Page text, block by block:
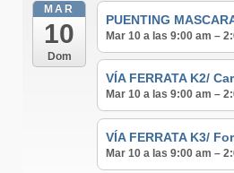
MAR
10
Dom
PUENTING
Mar 10 a las 9:00 am –
VÍA FERRATA K2/
Mar 10 a las 9:00 am –
VÍA FERRATA K3/
Mar 10 a las 9:00 am –